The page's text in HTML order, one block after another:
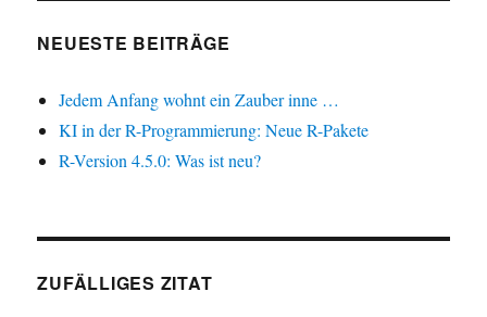
NEUESTE BEITRÄGE
Jedem Anfang wohnt ein Zauber inne …
KI in der R-Programmierung: Neue R-Pakete
R-Version 4.5.0: Was ist neu?
ZUFÄLLIGES ZITAT